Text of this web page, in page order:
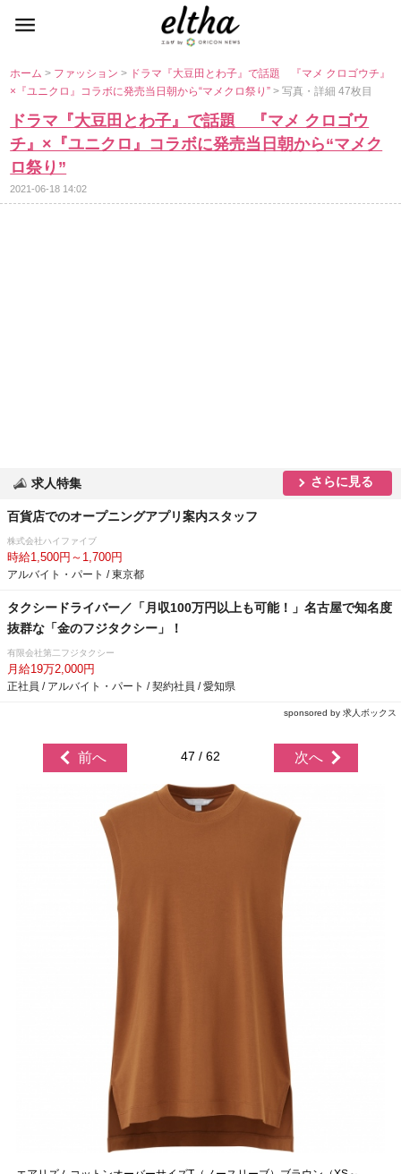
ホーム> ファッション> ドラマ『大豆田とわ子』で話題 『マメ クロゴウチ』
×『ユニクロ』コラボに発売当日朝から“マメクロ祭り”> 写真・詳細 47枚目
ドラマ『大豆田とわ子』で話題 『マメ クロゴウ
チ』×『ユニクロ』コラボに発売当日朝から“マメク
ロ祭り”
2021-06-18 14:02
求人特集 さらに見る
百貨店でのオープニングアプリ案内スタッフ
株式会社ハイファイブ
時給1,500円～1,700円
アルバイト・パート / 東京都
タクシードライバー／「月収100万円以上も可能！」名古屋で知名度
抜群な「金のフジタクシー」！
有限会社第二フジタクシー
月給19万2,000円
正社員 / アルバイト・パート / 契約社員 / 愛知県
sponsored by 求人ボックス
前へ 47 / 62 次へ